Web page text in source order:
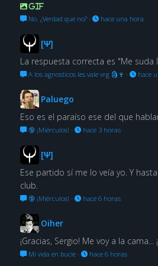
GIF
No. ¿Verdad que no?· hace una hora
[Ψ]
La respuesta correcta es "Me suda
A los agnosticos les vale vrg 🗿🍷 · hace
Paluego
Eso es el paraíso ese del que
🔞 ¡Miérculos! · hace 3 horas
[Ψ]
Ese partido sí me lo veía yo. Y
club.
🔞 ¡Miérculos! · hace 6 horas
Oiher
¡Gracias, Sergio! Me voy a la cama...
Mi vida en bucle· hace 6 horas